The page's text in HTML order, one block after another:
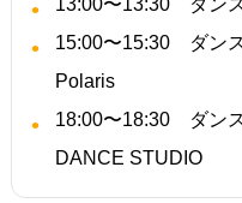
15:00〜15:30 ダン
Polaris
18:00〜18:30 ダン
DANCE STUDIO